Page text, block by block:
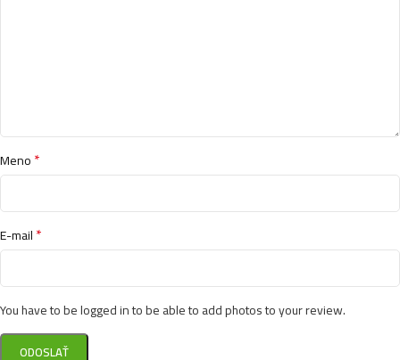
Meno*
E-mail*
You have to be logged in to be able to add photos to your review.